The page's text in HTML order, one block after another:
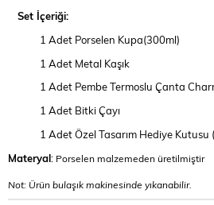
Set İçeriği:
1 Adet Porselen Kupa(300ml)
1 Adet Metal Kaşık
1 Adet Pembe Termoslu Çanta
1 Adet Bitki Çayı
1 Adet Özel Tasarım Hediye Kutusu
Materyal: Porselen malzemeden üretilmiştir
Not: Ürün bulaşık makinesinde yıkanabilir.